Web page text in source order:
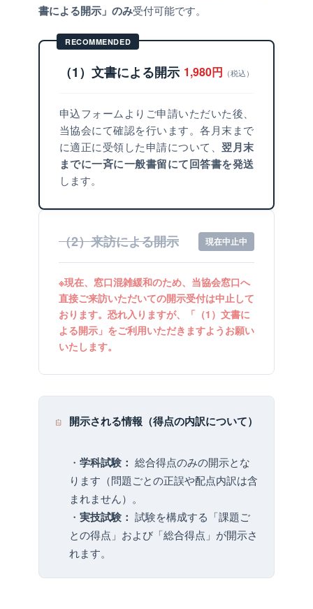
書による開示」のみ受付可能です。
RECOMMENDED
（1）文書による開示 1,980円 （税込）
申込フォームよりご申請いただいた後、
当協会にて確認を行います。各月末まで
に適正に受領した申請について、翌月末
までに一斉に一般書留にて回答書を発送
します。
（2）来訪による開示 現在中止中
※現在、窓口混雑緩和のため、当協会窓口へ
直接ご来訪いただいての開示受付は中止して
おります。恐れ入りますが、「（1）文書に
よる開示」をご利用いただきますようお願い
いたします。
開示される情報（得点の内訳について）
・ 学科試験： 総合得点のみの開示とな
ります（問題ごとの正誤や配点内訳は含
まれません）。
・ 実技試験： 試験を構成する「課題ご
との得点」および「総合得点」が開示さ
れます。